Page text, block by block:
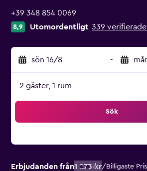
+39 348 854 0069
8,9 Utomordentligt 339
sön 16/8 -
2 gäster, 1 rum
Sök
Erbjudanden från1 273 kr/ Billigaste